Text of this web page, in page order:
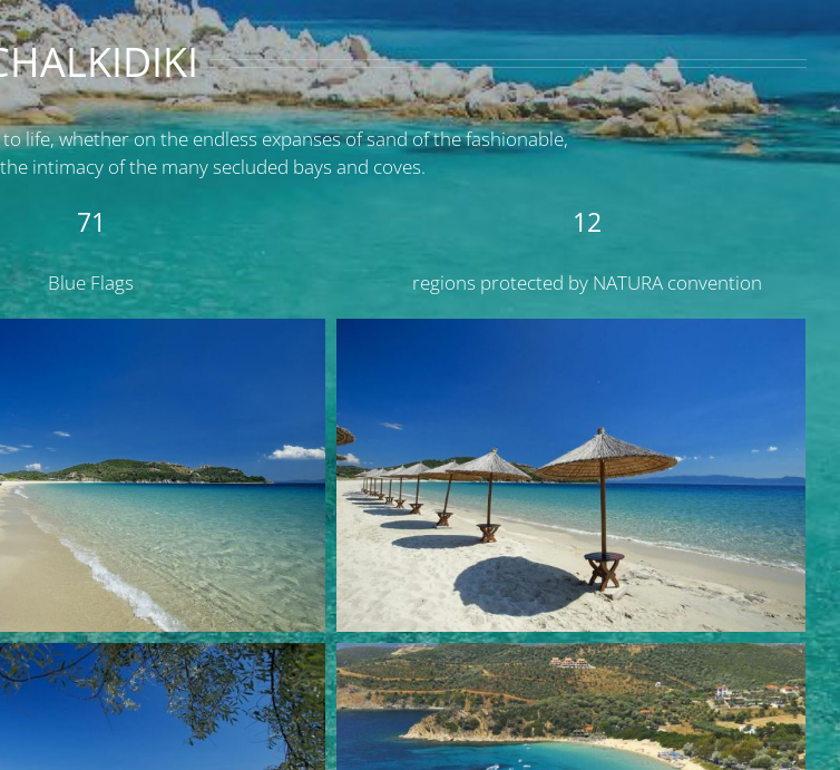
life, whether on the endless expanses of sand of the fashionable,
intimacy of the many secluded bays and coves.
71
Blue Flags
12
regions protected by NATURA convention